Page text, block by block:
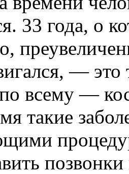
33 года, о
—
всему —
такие